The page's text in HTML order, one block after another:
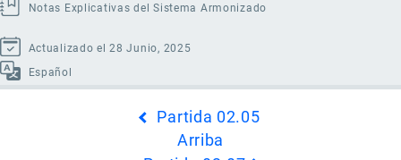
Notas Explicativas del Sistema Armonizado
Actualizado el 28 Junio, 2025
Español
Partida 02.05
Arriba